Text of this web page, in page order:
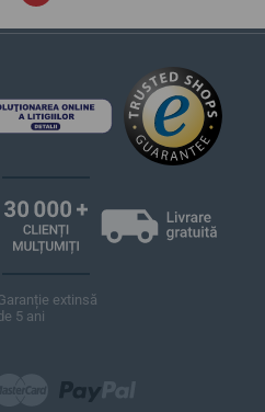
extinsă
5 ani